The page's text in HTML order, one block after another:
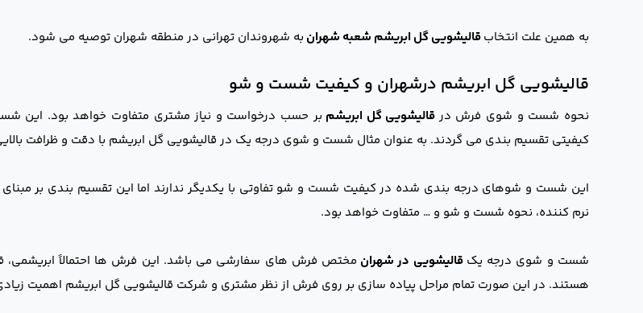
به همین علت انتخابقالیشویی گل ابریشم شعبه شهران به شهروندان تهرانی در منطقه شهران توصیه می شود.
قالیشویی گل ابریشم درشهران و کیفیت شست و شو
نحوه شست و شوی فرش درقالیشویی گل ابریشم بر حسب درخواست و نیاز مشتری متفاوت خواهد بود. این
کیفیتی تقسیم بندی می گردند. به عنوان مثال شست و شوی درجه یک در قالیشویی گل ابریشم با دقت و ظرافت
این شست و شوهای درجه بندی شده در کیفیت شست و شو تفاوتی با یکدیگر ندارند اما این تقسیم بندی بر مبنای
نرم کننده، نحوه شست و شو و … متفاوت خواهد بود.
شست و شوی درجه یکقالیشویی در شهران مختص فرش های سفارشی می باشد. این فرش ها احتمالاً ابریشمی،
هستند. در این صورت تمام مراحل پیاده سازی بر روی فرش از نظر مشتری و شرکت قالیشویی گل ابریشم اهمیت